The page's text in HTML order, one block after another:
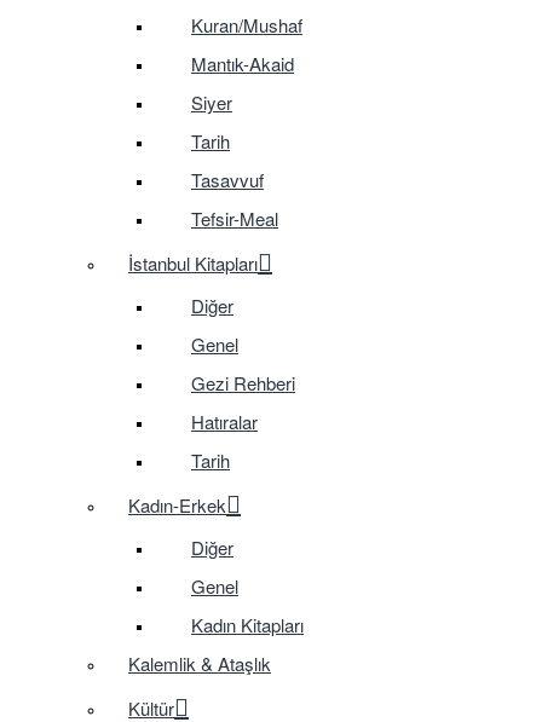
Kuran/Mushaf
Mantık-Akaid
Siyer
Tarih
Tasavvuf
Tefsir-Meal
İstanbul Kitapları
Diğer
Genel
Gezi Rehberi
Hatıralar
Tarih
Kadın-Erkek
Diğer
Genel
Kadın Kitapları
Kalemlik & Ataşlık
Kültür